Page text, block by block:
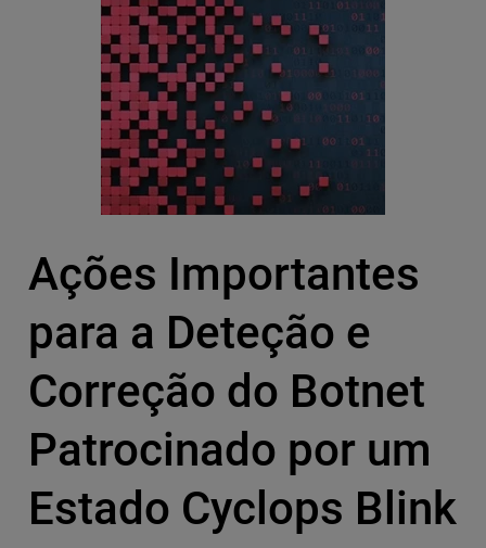
Ações Importantes
para a Deteção e
Correção do Botnet
Patrocinado por um
Estado Cyclops Blink